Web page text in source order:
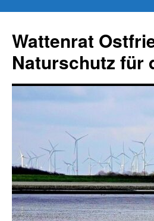
springen
Wattenrat
Naturschutz für